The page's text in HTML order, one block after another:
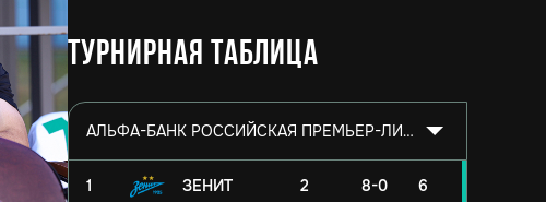
Турнирная таблица
АЛЬФА-БАНК РОССИЙСКАЯ ПРЕМЬЕР-ЛИГА 2026/2027
1 ЗЕНИТ 2 8-0 6